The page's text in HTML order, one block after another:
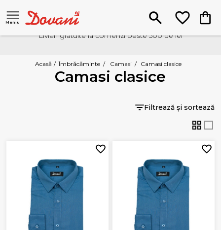
Meniu
Livrari gratuite la comenzi peste 500 de lei
Acasă / Îmbrăcăminte / Camasi / Camasi clasice
Camasi clasice
Filtrează și sortează